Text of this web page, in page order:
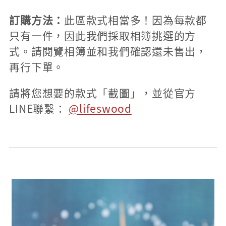
訂購方法： 此區款式相當多！因為每款都
只有一件，因此我們採取相簿挑選的方
式。請閱覽相簿並和我們確認還未售出，
再行下單。
請將您想要的款式「截圖」，並從官方
LINE聯繫： @lifeswood